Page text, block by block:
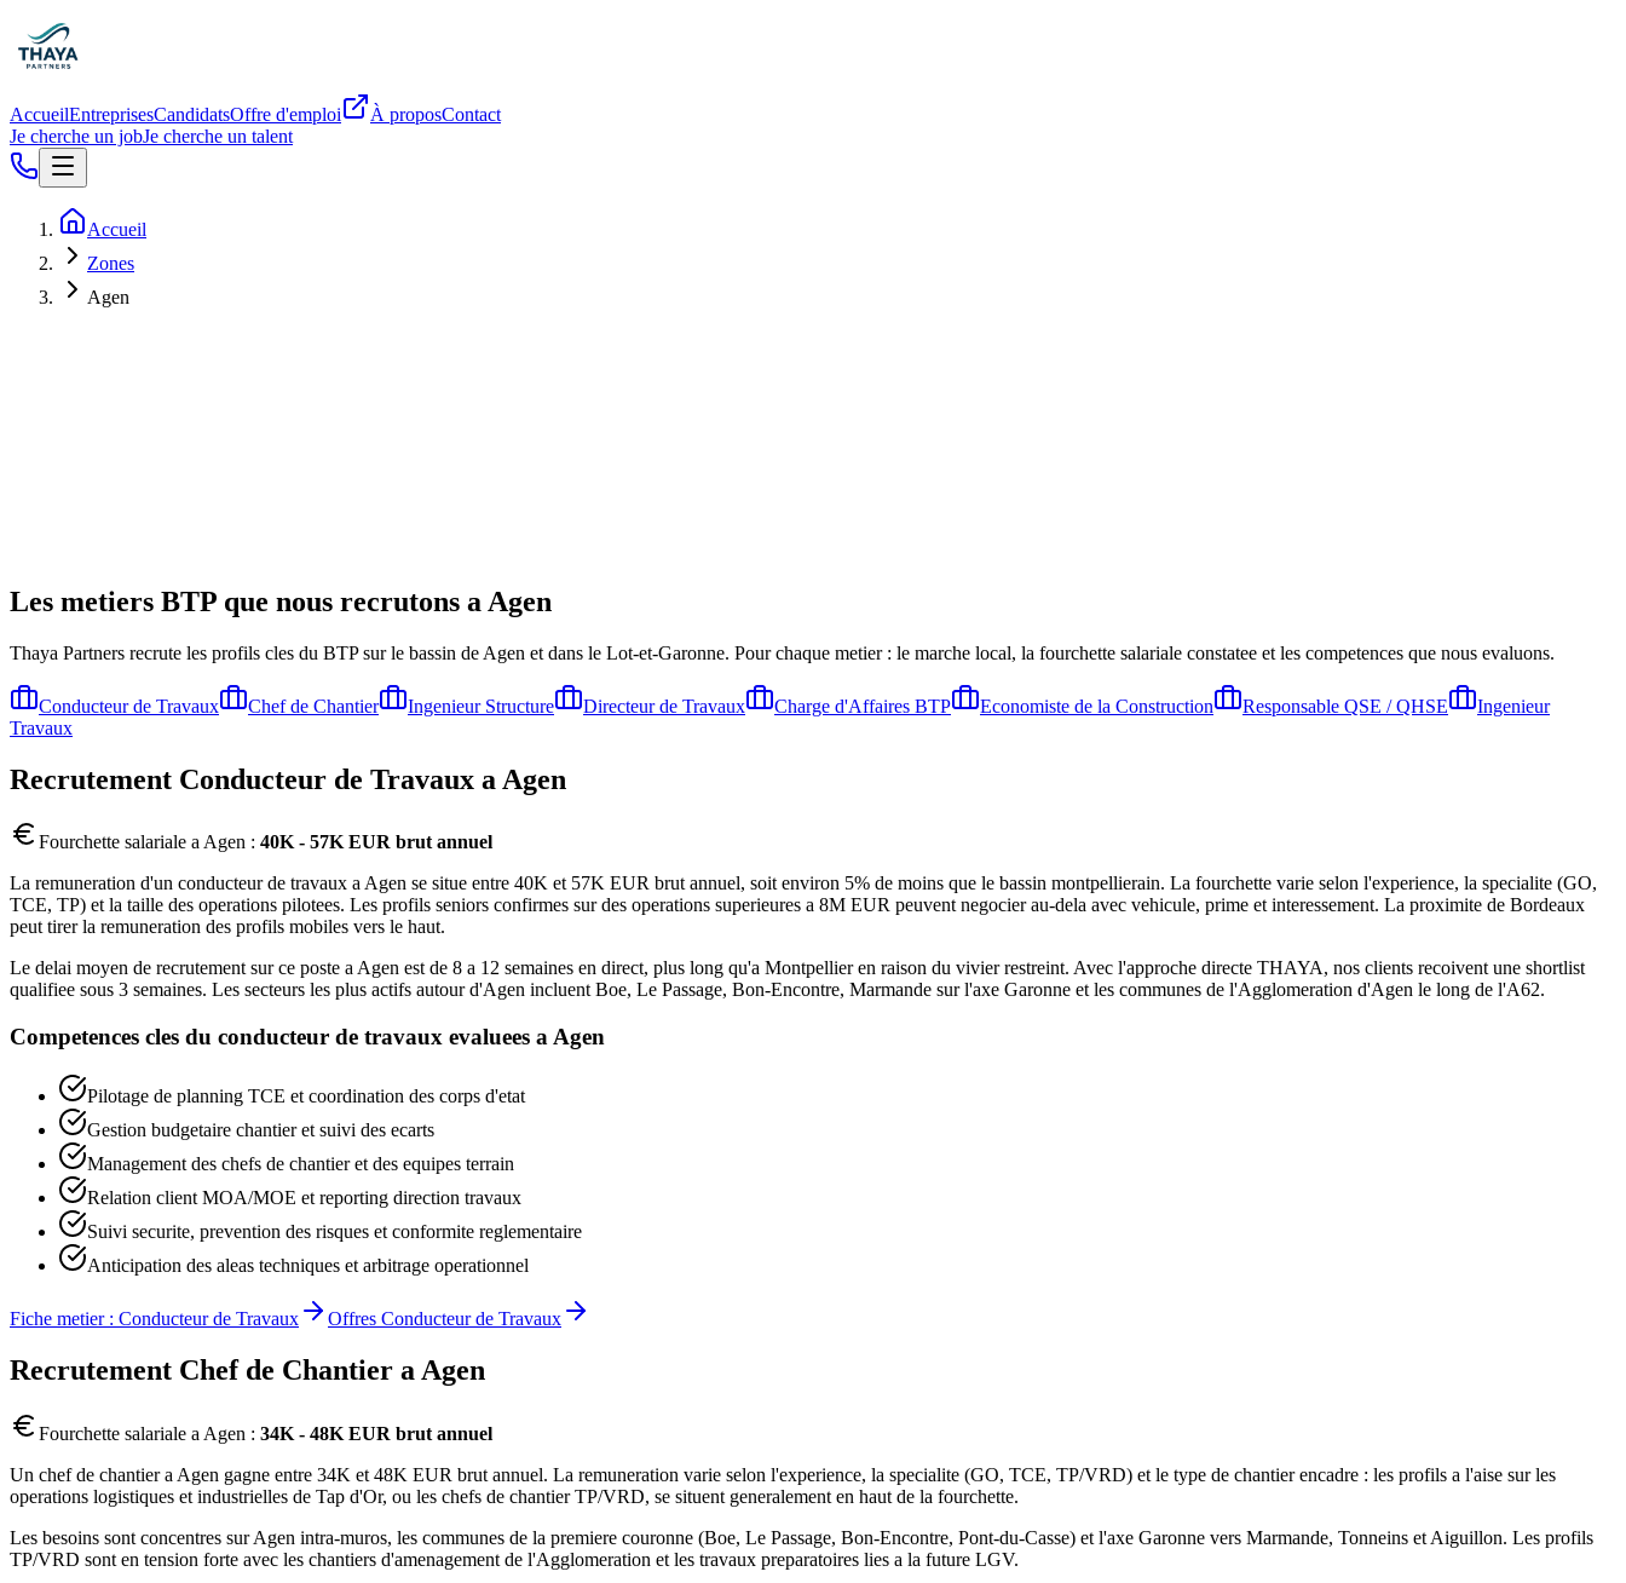
AccueilEntreprisesCandidatsOffre d'emploi À proposContact
Je cherche un jobJe cherche un talent
Accueil
Zones
Agen
Les metiers BTP que nous recrutons a Agen
Thaya Partners recrute les profils cles du BTP sur le bassin de Agen et dans le Lot-et-Garonne. Pour chaque metier : le marche local, la fourchette salariale constatee et les competences que nous evaluons.
Conducteur de Travaux Chef de Chantier Ingenieur Structure Directeur de Travaux Charge d'Affaires BTP Economiste de la Construction Responsable QSE / QHSE
Ingenieur
Travaux
Recrutement Conducteur de Travaux a Agen
Fourchette salariale aAgen : 40K - 57K EUR brut annuel
La remuneration d'un conducteur de travaux a Agen se situe entre 40K et 57K EUR brut annuel, soit environ 5% de moins que le bassin montpellierain. La fourchette varie selon l'experience, la specialite (GO,
TCE, TP) et la taille des operations pilotees. Les profils seniors confirmes sur des operations superieures a 8M EUR peuvent negocier au-dela avec vehicule, prime et interessement. La proximite de Bordeaux
peut tirer la remuneration des profils mobiles vers le haut.
Le delai moyen de recrutement sur ce poste a Agen est de 8 a 12 semaines en direct, plus long qu'a Montpellier en raison du vivier restreint. Avec l'approche directe THAYA, nos clients recoivent une shortlist
qualifiee sous 3 semaines. Les secteurs les plus actifs autour d'Agen incluent Boe, Le Passage, Bon-Encontre, Marmande sur l'axe Garonne et les communes de l'Agglomeration d'Agen le long de l'A62.
Competences cles du conducteur de travaux evaluees a Agen
Pilotage de planning TCE et coordination des corps d'etat
Gestion budgetaire chantier et suivi des ecarts
Management des chefs de chantier et des equipes terrain
Relation client MOA/MOE et reporting direction travaux
Suivi securite, prevention des risques et conformite reglementaire
Anticipation des aleas techniques et arbitrage operationnel
Fiche metier : Conducteur de Travaux Offres Conducteur de Travaux
Recrutement Chef de Chantier a Agen
Fourchette salariale a Agen : 34K - 48K EUR brut annuel
Un chef de chantier a Agen gagne entre 34K et 48K EUR brut annuel. La remuneration varie selon l'experience, la specialite (GO, TCE, TP/VRD) et le type de chantier encadre : les profils a l'aise sur les
operations logistiques et industrielles de Tap d'Or, ou les chefs de chantier TP/VRD, se situent generalement en haut de la fourchette.
Les besoins sont concentres sur Agen intra-muros, les communes de la premiere couronne (Boe, Le Passage, Bon-Encontre, Pont-du-Casse) et l'axe Garonne vers Marmande, Tonneins et Aiguillon. Les profils
TP/VRD sont en tension forte avec les chantiers d'amenagement de l'Agglomeration et les travaux preparatoires lies a la future LGV.